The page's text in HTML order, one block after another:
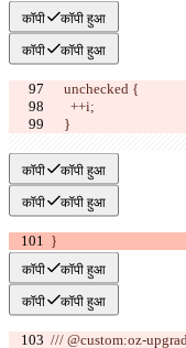
कॉपी कॉपी हुआ
कॉपी कॉपी हुआ
      unchecked {
        ++i;
}
    }
कॉपी कॉपी हुआ
कॉपी कॉपी हुआ
  }
कॉपी कॉपी हुआ
कॉपी कॉपी हुआ